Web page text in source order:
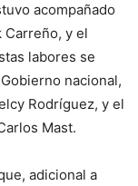
acompañado
Carreño, y el
labores se
nacional,
Rodríguez, y el
Mast.
adicional a